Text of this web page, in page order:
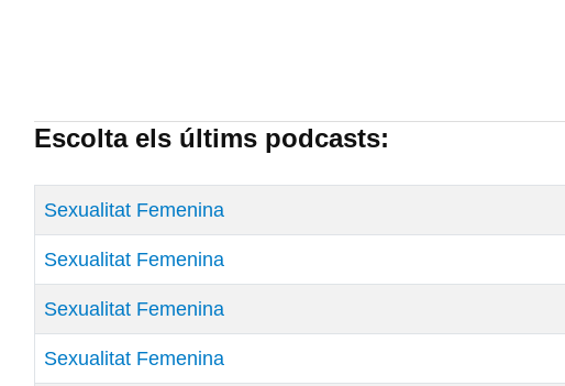
Escolta els últims podcasts:
Títol Data de Publicació
Sexualitat Femenina
Sexualitat Femenina
Sexualitat Femenina
Sexualitat Femenina